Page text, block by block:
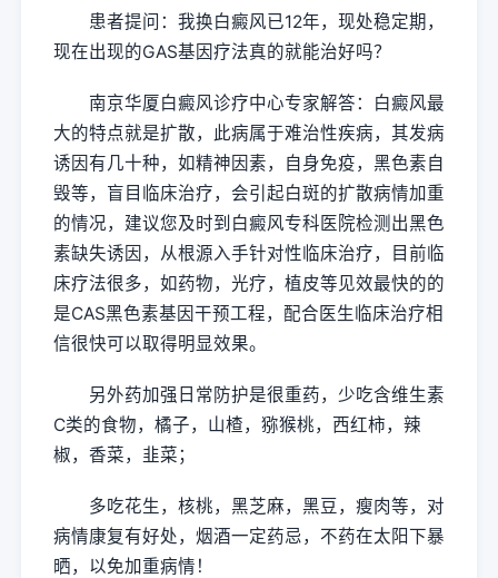
患者提问：我换白癜风已12年，现处稳定期，
现在出现的GAS基因疗法真的就能治好吗？
南京华厦白癜风诊疗中心专家解答：白癜风最
大的特点就是扩散，此病属于难治性疾病，其发病
诱因有几十种，如精神因素，自身免疫，黑色素自
毁等，盲目临床治疗，会引起白斑的扩散病情加重
的情况，建议您及时到白癜风专科医院检测出黑色
素缺失诱因，从根源入手针对性临床治疗，目前临
床疗法很多，如药物，光疗，植皮等见效最快的的
是CAS黑色素基因干预工程，配合医生临床治疗相
信很快可以取得明显效果。
另外药加强日常防护是很重药，少吃含维生素
C类的食物，橘子，山楂，猕猴桃，西红柿，辣
椒，香菜，韭菜；
多吃花生，核桃，黑芝麻，黑豆，瘦肉等，对
病情康复有好处，烟酒一定药忌，不药在太阳下暴
晒，以免加重病情！